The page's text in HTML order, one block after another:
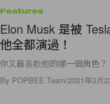
Features
Elon Musk 是被
他全都演過！
你又最喜歡他的哪一個角色？
By POPBEE Team/2021年3月